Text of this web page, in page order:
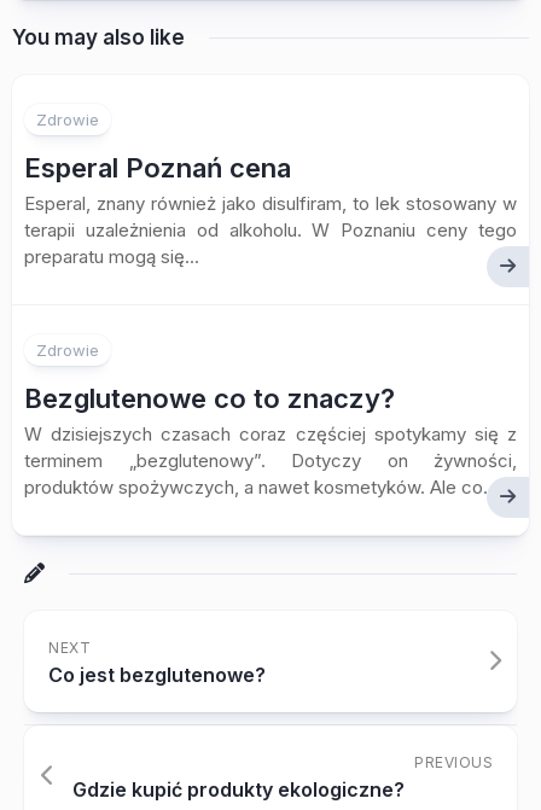
You may also like
Zdrowie
Esperal Poznań cena
Esperal, znany również jako disulfiram, to lek stosowany w
terapii uzależnienia od alkoholu. W Poznaniu ceny tego
preparatu mogą się...
Zdrowie
Bezglutenowe co to znaczy?
W dzisiejszych czasach coraz częściej spotykamy się z
terminem „bezglutenowy”. Dotyczy on żywności,
produktów spożywczych, a nawet kosmetyków. Ale co...
NEXT
Co jest bezglutenowe?
PREVIOUS
Gdzie kupić produkty ekologiczne?